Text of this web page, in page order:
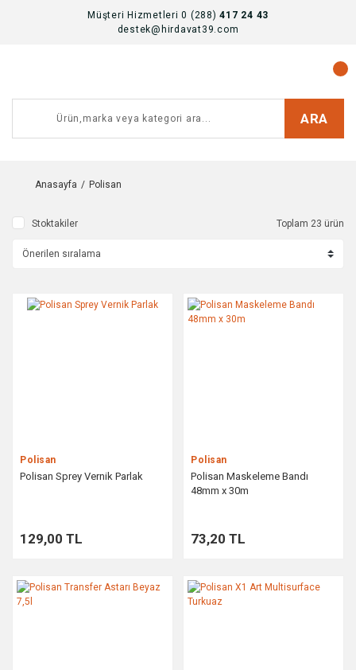
Müşteri Hizmetleri 0 (288)417 24 43
destek@hirdavat39.com
ARA
Anasayfa Polisan
Stoktakiler Toplam 23 ürün
Polisan
Polisan Sprey Vernik Parlak
129,00 TL
Polisan
Polisan Maskeleme Bandı
48mm x 30m
73,20 TL